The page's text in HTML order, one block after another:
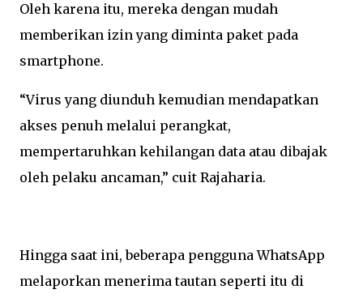
Oleh karena itu, mereka dengan mudah
memberikan izin yang diminta paket pada
smartphone.
“Virus yang diunduh kemudian mendapatkan
akses penuh melalui perangkat,
mempertaruhkan kehilangan data atau dibajak
oleh pelaku ancaman,” cuit Rajaharia.
Hingga saat ini, beberapa pengguna WhatsApp
melaporkan menerima tautan seperti itu di